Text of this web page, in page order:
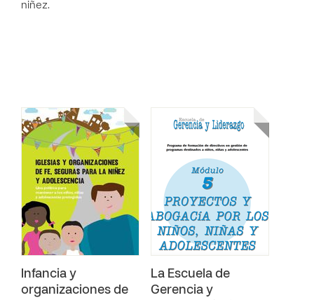
niñez.
Infancia y
organizaciones de
La Escuela de
Gerencia y